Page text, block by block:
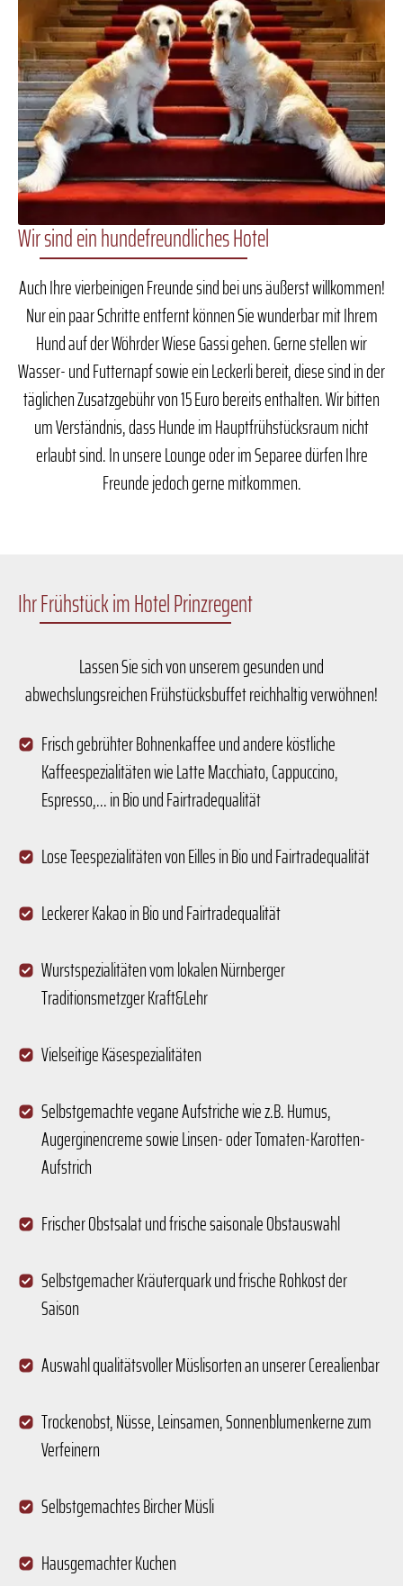
Wir sind ein hundefreundliches Hotel
Auch Ihre vierbeinigen Freunde sind bei uns äußerst willkommen!
Nur ein paar Schritte entfernt können Sie wunderbar mit Ihrem
Hund auf der Wöhrder Wiese Gassi gehen. Gerne stellen wir
Wasser- und Futternapf sowie ein Leckerli bereit, diese sind in der
täglichen Zusatzgebühr von 15 Euro bereits enthalten. Wir bitten
um Verständnis, dass Hunde im Hauptfrühstücksraum nicht
erlaubt sind. In unsere Lounge oder im Separee dürfen Ihre
Freunde jedoch gerne mitkommen.
Ihr Frühstück im Hotel Prinzregent
Lassen Sie sich von unserem gesunden und
abwechslungsreichen Frühstücksbuffet reichhaltig verwöhnen!
Frisch gebrühter Bohnenkaffee und andere köstliche
Kaffeespezialitäten wie Latte Macchiato, Cappuccino,
Espresso,... in Bio und Fairtradequalität
Lose Teespezialitäten von Eilles in Bio und Fairtradequalität
Leckerer Kakao in Bio und Fairtradequalität
Wurstspezialitäten vom lokalen Nürnberger
Traditionsmetzger Kraft&Lehr
Vielseitige Käsespezialitäten
Selbstgemachte vegane Aufstriche wie z.B. Humus,
Augerginencreme sowie Linsen- oder Tomaten-Karotten-
Aufstrich
Frischer Obstsalat und frische saisonale Obstauswahl
Selbstgemacher Kräuterquark und frische Rohkost der
Saison
Auswahl qualitätsvoller Müslisorten an unserer Cerealienbar
Trockenobst, Nüsse, Leinsamen, Sonnenblumenkerne zum
Verfeinern
Selbstgemachtes Bircher Müsli
Hausgemachter Kuchen